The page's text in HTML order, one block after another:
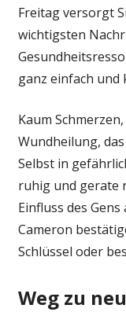
Freitag versorgt
wichtigsten
ganz einfach und
Kaum
Wundheilung,
Selbst in
ruhig und gerate
Einfluss des
Cameron
Schlüssel oder
Weg zu